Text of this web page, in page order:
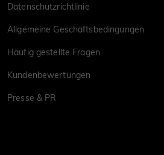
Datenschutzrichtlinie
Allgemeine Geschäftsbedingungen
Häufig gestellte Fragen
Kundenbewertungen
Presse & PR